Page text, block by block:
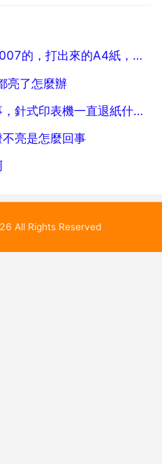
內是否有雜物，取出雜物
印表機是惠普LaserJet P1007的，打出來的A4紙，左半面沒字，右半面有字，是怎麼回事，是沒墨了嗎
亮了怎麼辦
印表機一直退紙是怎麼回事，針式印表機一直退紙什麼原因
亮是怎麼回事
All Rights Reserved